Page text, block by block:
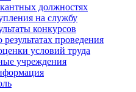
должностях
на службу
конкурсов
проведения
условий труда
учреждения